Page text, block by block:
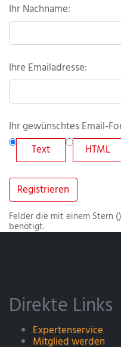
Ihr Nachname:
Ihre Emailadresse:
Ihr gewünschtes Email-
Text
HTML
Registrieren
Felder die mit einem Stern (
benötigt.
Direkte Links
Expertenservice
Mitglied werden